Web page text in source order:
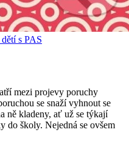
s PAS
mezi projevy poruchy
se snaží vyhnout se
ně kladeny, ať už se týkají
do školy. Nejedná se ovšem